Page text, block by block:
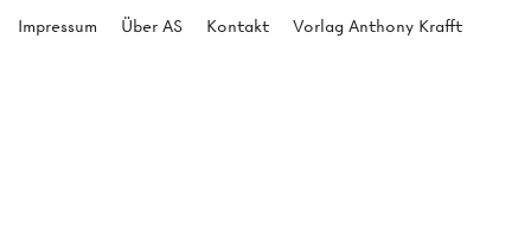
Impressum
Über AS Kontakt Vorlag Anthony Krafft